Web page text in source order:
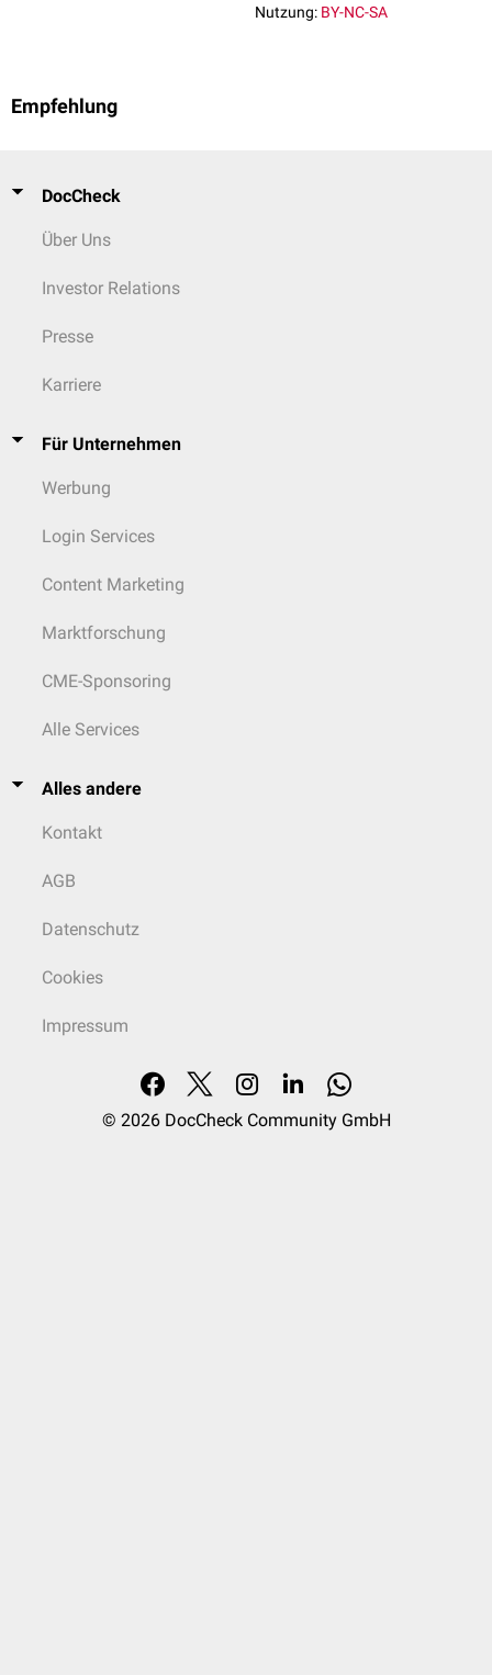
Nutzung: BY-NC-SA
Empfehlung
DocCheck
Über Uns
Investor Relations
Presse
Karriere
Für Unternehmen
Werbung
Login Services
Content Marketing
Marktforschung
CME-Sponsoring
Alle Services
Alles andere
Kontakt
AGB
Datenschutz
Cookies
Impressum
© 2026 DocCheck Community GmbH